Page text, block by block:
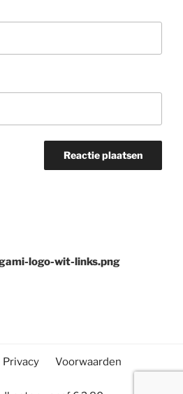
logo-wit-links.png
Privacy Voorwaarden